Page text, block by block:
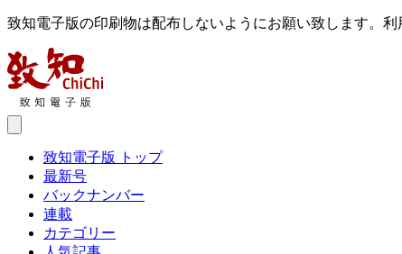
致知電子版の印刷物は配布しないようにお願い致します。利
致知電子版 トップ
最新号
バックナンバー
連載
カテゴリー